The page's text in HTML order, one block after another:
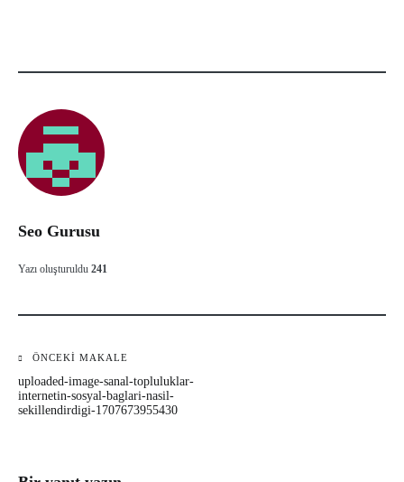
Seo Gurusu
Yazı oluşturuldu 241
Yazı
gezinmesi
ÖNCEKI MAKALE
uploaded-image-sanal-topluluklar-
internetin-sosyal-baglari-nasil-
sekillendirdigi-1707673955430